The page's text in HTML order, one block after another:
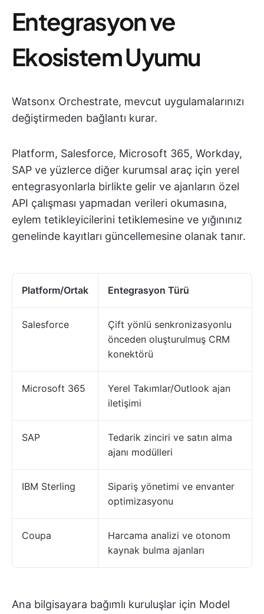
Entegrasyon ve
Ekosistem Uyumu
Watsonx Orchestrate, mevcut uygulamalarınızı
değiştirmeden bağlantı kurar.
Platform, Salesforce, Microsoft 365, Workday,
SAP ve yüzlerce diğer kurumsal araç için yerel
entegrasyonlarla birlikte gelir ve ajanların özel
API çalışması yapmadan verileri okumasına,
eylem tetikleyicilerini tetiklemesine ve yığınınız
genelinde kayıtları güncellemesine olanak tanır.
Platform/Ortak Entegrasyon Türü
Salesforce
Çift yönlü senkronizasyonlu
önceden oluşturulmuş CRM
konektörü
Microsoft 365
Yerel Takımlar/Outlook ajan
iletişimi
SAP
Tedarik zinciri ve satın alma
ajanı modülleri
IBM Sterling
Sipariş yönetimi ve envanter
optimizasyonu
Coupa
Harcama analizi ve otonom
kaynak bulma ajanları
Ana bilgisayara bağımlı kuruluşlar için Model